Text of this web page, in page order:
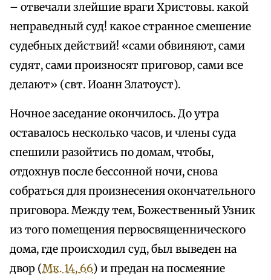
– отвечали злейшие враги Христовы. какой
неправедный суд! какое странное смешение
судебных действий! «сами обвиняют, сами
судят, сами произносят приговор, сами все
делают» (свт. Иоанн Златоуст).
Ночное заседание окончилось. До утра
оставалось несколько часов, и члены суда
спешили разойтись по домам, чтобы,
отдохнув после бессонной ночи, снова
собраться для произнесения окончательного
приговора. Между тем, Божественный Узник
из того помещения первосвященнического
дома, где происходил суд, был выведен на
двор (Мк. 14, 66) и предан на посмеяние